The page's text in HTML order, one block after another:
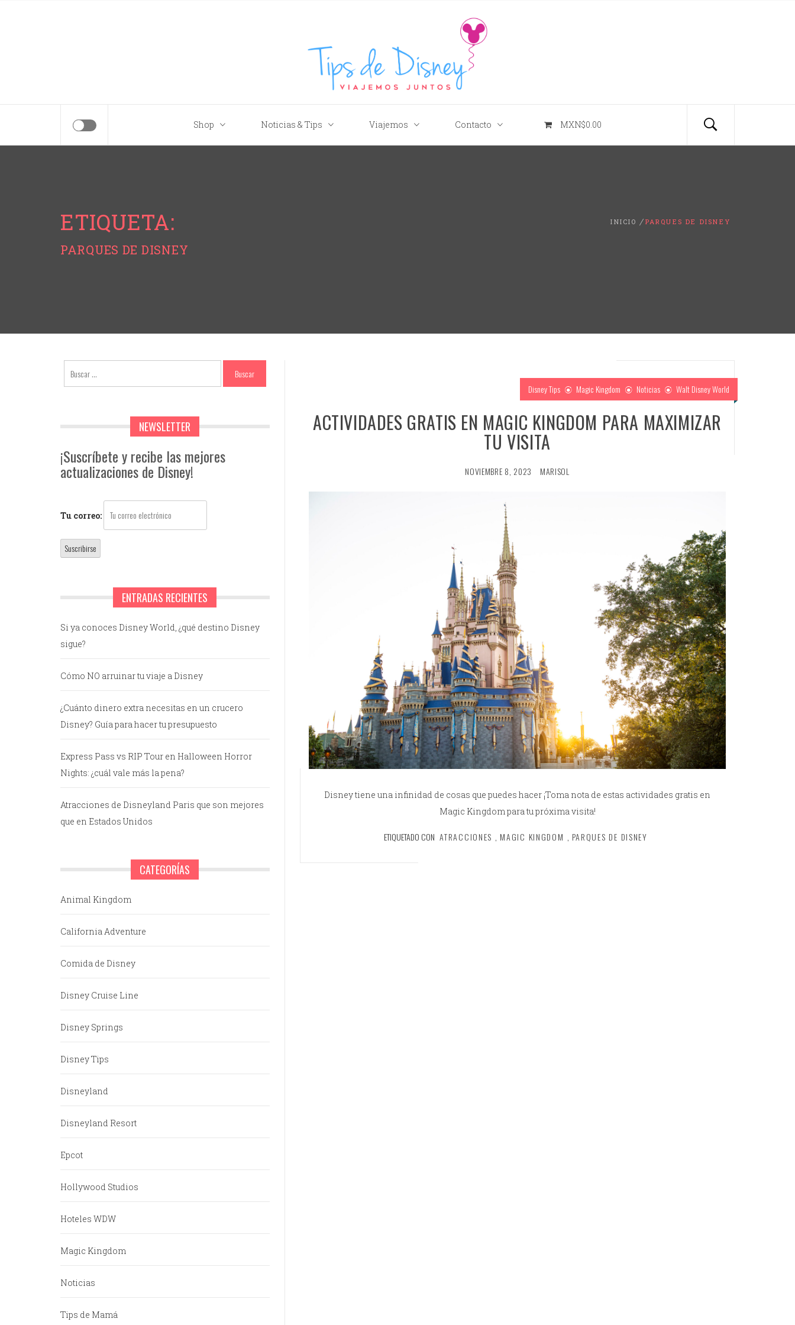
Tips de Disney
Shop
Noticias & Tips Viajemos Contacto MXN$0.00
ETIQUETA:
PARQUES DE DISNEY
INICIO PARQUES DE DISNEY
Disney Tips Magic Kingdom Noticias Walt Disney World
ACTIVIDADES GRATIS EN MAGIC KINGDOM PARA MAXIMIZAR
TU VISITA
NOVIEMBRE 8, 2023 MARISOL
Disney tiene una infinidad de cosas que puedes hacer ¡Toma nota de estas actividades gratis en
Magic Kingdom para tu próxima visita!
ETIQUETADO CON ATRACCIONES , MAGIC KINGDOM , PARQUES DE DISNEY
NEWSLETTER
¡Suscríbete y recibe las mejores
actualizaciones de Disney!
Tu correo:
ENTRADAS RECIENTES
Si ya conoces Disney World, ¿qué destino Disney
sigue?
Cómo NO arruinar tu viaje a Disney
¿Cuánto dinero extra necesitas en un crucero
Disney? Guía para hacer tu presupuesto
Express Pass vs RIP Tour en Halloween Horror
Nights: ¿cuál vale más la pena?
Atracciones de Disneyland Paris que son mejores
que en Estados Unidos
CATEGORÍAS
Animal Kingdom
California Adventure
Comida de Disney
Disney Cruise Line
Disney Springs
Disney Tips
Disneyland
Disneyland Resort
Epcot
Hollywood Studios
Hoteles WDW
Magic Kingdom
Noticias
Tips de Mamá